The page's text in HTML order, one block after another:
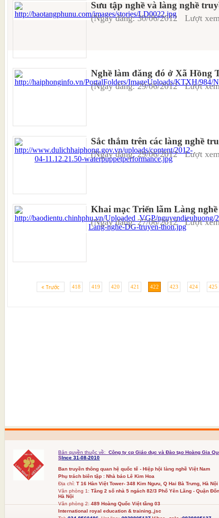
Sưu tập nghề và làng nghề
(Ngày đăng: 30/06/2012 Lượt
Nghề làm đăng đó ở Xã Hồng
(Ngày đăng: 29/06/2012 Lượt
Sắc thắm trên các làng nghề
(Ngày đăng: 29/06/2012 Lượt
Khai mạc Triển lãm Làng
(Ngày đăng: 27/06/2012 Lượt
418 419 420 421 422 423 424 425
Bản quyền thuộc về:
Công ty cp Giáo dục và Đào tạo Hoàng Gia
SInce 31-08-2010
Ban truyền thông quan hệ quốc tế - Hiệp hội làng nghề Việt Nam
Phụ trách biên tập : Nhà báo Lê Kim Hoa
Địa chỉ: T 16 Hàn Việt Tower- 348 Kim Ngưu, Q Hai Bà Trưng, Hà Nội
Văn phòng 1:Tầng 2 số nhà 5 ngách 82/3 Phố Yên Lãng - Quận
Hà Nội
Văn phòng 2:489 Hoàng Quốc Việt tầng 03
International royal education & training.,jsc